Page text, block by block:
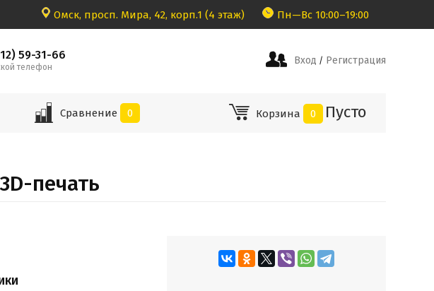
Омск, просп. Мира, 42, корп.1 (4 этаж) Пн—Вс 10:00–19:00
59-31-66
телефон
Вход / Регистрация
Сравнение 0 Корзина 0 Пусто
печать